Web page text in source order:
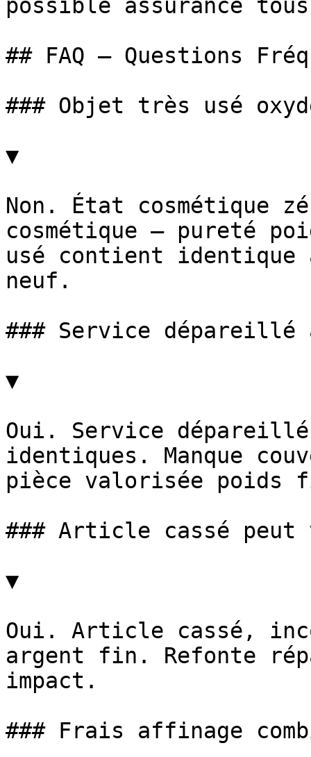
possible assurance
## FAQ — Questions
### Objet très usé
▼
Non. État cosmétique
cosmétique — pureté
usé contient
neuf.
### Service dépareillé
▼
Oui. Service
identiques. Manque
pièce valorisée
### Article cassé peut
▼
Oui. Article cassé,
argent fin. Refonte
impact.
### Frais affinage